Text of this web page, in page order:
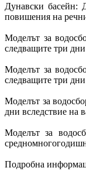
Дунавски басейн:
повишения на
Моделът за
следващите три
Моделът за
следващите три
Моделът за
дни вследствие на
Моделът за
Подробна